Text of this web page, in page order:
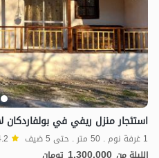
استئجار منزل ريفي في بولفاردكان
1 غرفة نوم . 50 متر . حتى 5 ضيف